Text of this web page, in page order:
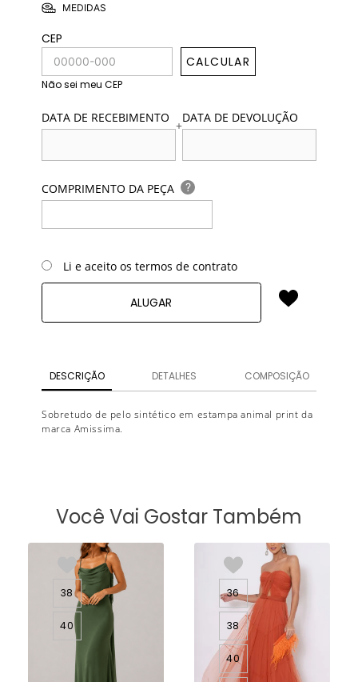
MEDIDAS
CEP
CALCULAR
Não sei meu CEP
DATA DE RECEBIMENTO +DATA DE DEVOLUÇÃO
COMPRIMENTO DA PEÇA ?
Li e aceito os termos de contrato
ALUGAR
DESCRIÇÃO DETALHES COMPOSIÇÃO
Sobretudo de pelo sintético em estampa animal print da
marca Amissima.
Você Vai Gostar Também
38
40
36
38
40